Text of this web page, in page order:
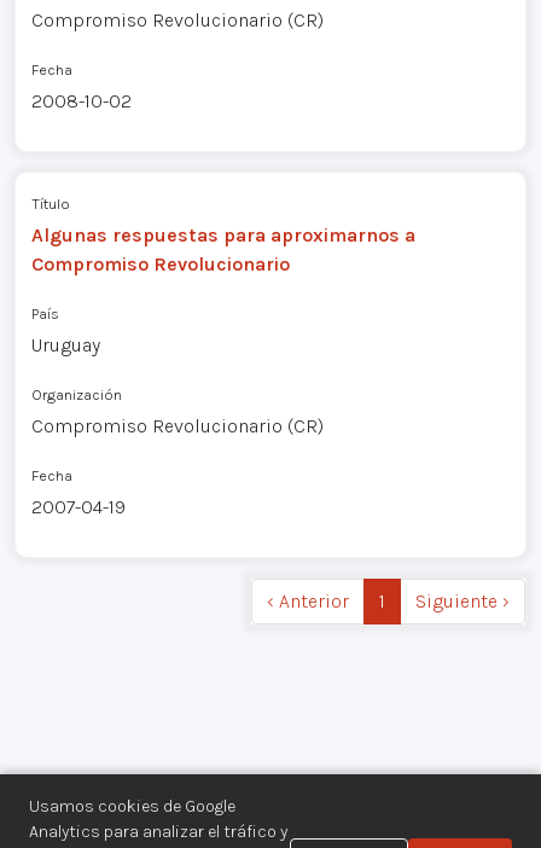
Usamos cookies de Google
Analytics para analizar el tráfico y
Compromiso Revolucionario (CR)
Fecha
2008-10-02
Título
Algunas respuestas para aproximarnos a
Compromiso Revolucionario
País
Uruguay
Organización
Compromiso Revolucionario (CR)
Fecha
2007-04-19
‹ Anterior 1 Siguiente ›